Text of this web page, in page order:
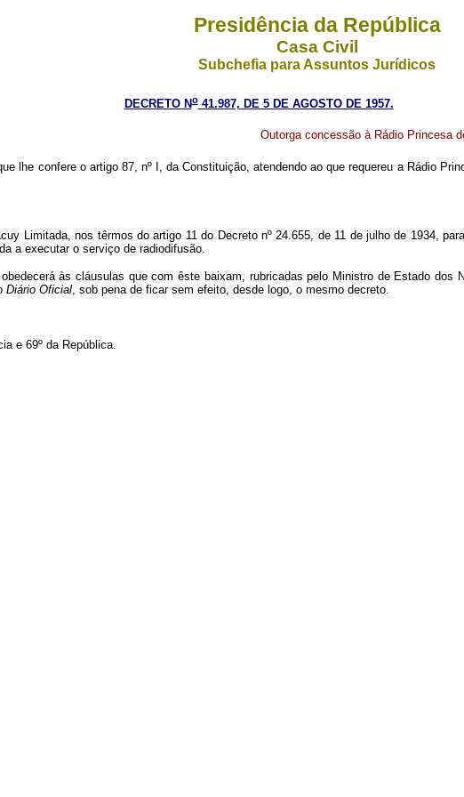
Presidência da República
Casa Civil
Subchefia para Assuntos Jurídicos
DECRETO No41.987, DE 5 DE AGOSTO DE 1957.
Outorga concessão à Rádio Princesa
lhe confere o artigo 87, nº I, da Constituição, atendendo ao que requereu a Rádio
Limitada, nos têrmos do artigo 11 do Decreto nº 24.655, de 11 de julho de 1934,
a executar o serviço de radiodifusão.
às cláusulas que com êste baixam, rubricadas pelo Ministro de Estado
Diário Oficial, sob pena de ficar sem efeito, desde logo, o mesmo decreto.
e 69º da República.